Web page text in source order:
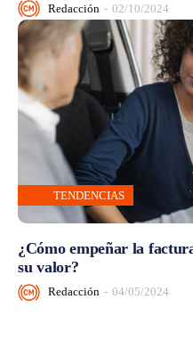
Redacción - 02/10/2024
TENDENCIAS
¿Cómo empeñar la
su valor?
Redacción - 04/05/2024